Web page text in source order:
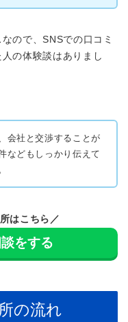
ので、SNSでの口コミ
の体験談はありまし
会社と交渉することが
などもしっかり伝えて
はこちら／
をする
の流れ